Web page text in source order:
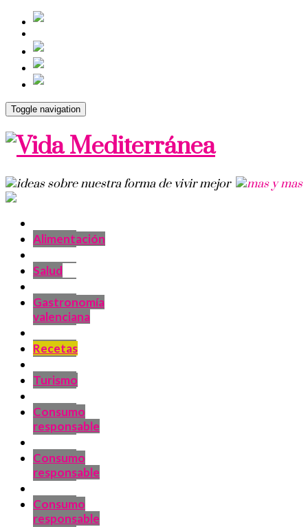
Toggle navigation
Alimentación
Salud
Gastronomía
valenciana
Recetas
Turismo
Consumo
responsable
Consumo
responsable
Consumo
responsable